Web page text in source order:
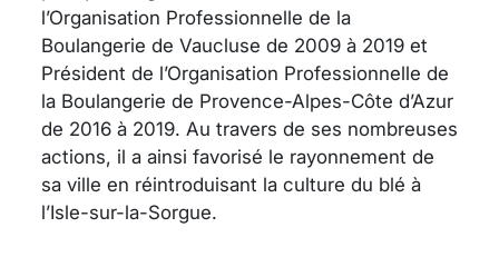
l’Organisation Professionnelle de la
Boulangerie de Vaucluse de 2009 à 2019 et
Président de l’Organisation Professionnelle de
la Boulangerie de Provence-Alpes-Côte d’Azur
de 2016 à 2019. Au travers de ses nombreuses
actions, il a ainsi favorisé le rayonnement de
sa ville en réintroduisant la culture du blé à
l’Isle-sur-la-Sorgue.